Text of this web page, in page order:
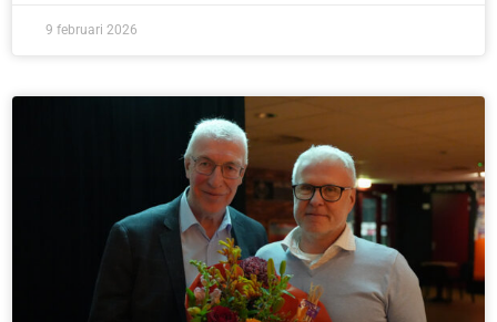
9 februari 2026